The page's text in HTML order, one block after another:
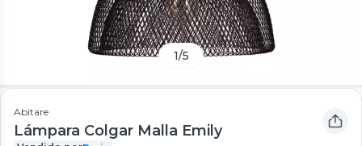
1/5
Abitare
Lámpara Colgar Malla Emily